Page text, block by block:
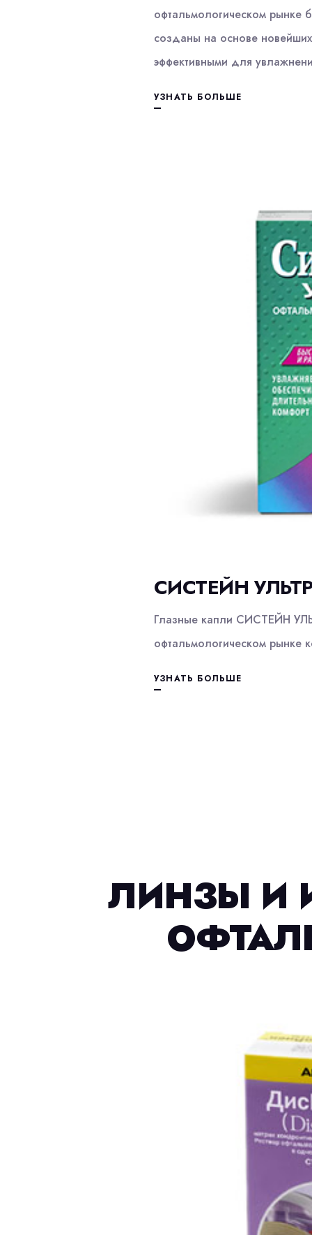
офтальмологическом рынке
созданы на основе
эффективными для
УЗНАТЬ БОЛЬШЕ
СИСТЕЙН
Глазные капли СИСТЕЙН
офтальмологическом рынке
УЗНАТЬ БОЛЬШЕ
ЛИНЗЫ И